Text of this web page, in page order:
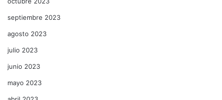
septiembre 2023
agosto 2023
julio 2023
junio 2023
mayo 2023